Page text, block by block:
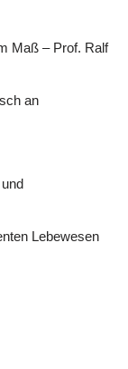
Maß – Prof. Ralf
an
Lebewesen